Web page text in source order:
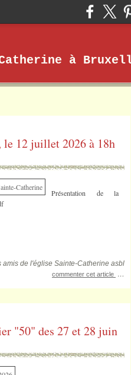
à
le 12 juillet 2026 à 18h
Présentation de la
amis de l'église Sainte-Catherine asbl
commenter cet article …
"50" des 27 et 28 juin